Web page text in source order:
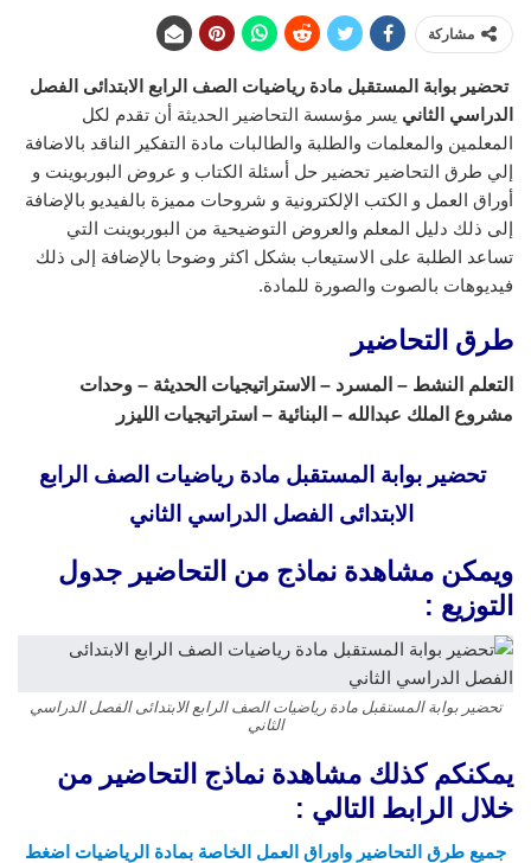
مشاركة
تحضير بوابة المستقبل مادة رياضيات الصف الرابع الابتدائى الفصل
الدراسي الثاني يسر مؤسسة التحاضير الحديثة أن تقدم لكل
المعلمين والمعلمات والطلبة والطالبات مادة التفكير الناقد بالاضافة
إلي طرق التحاضير تحضير حل أسئلة الكتاب و عروض البوربوينت و
أوراق العمل و الكتب الإلكترونية و شروحات مميزة بالفيديو بالإضافة
إلى ذلك دليل المعلم والعروض التوضيحية من البوربوينت التي
تساعد الطلبة على الاستيعاب بشكل اكثر وضوحا بالإضافة إلى ذلك
فيديوهات بالصوت والصورة للمادة.
طرق التحاضير
التعلم النشط – المسرد – الاستراتيجيات الحديثة – وحدات
مشروع الملك عبدالله – البنائية – استراتيجيات الليزر
تحضير بوابة المستقبل مادة رياضيات الصف الرابع
الابتدائى الفصل الدراسي الثاني
ويمكن مشاهدة نماذج من التحاضير جدول
التوزيع :
تحضير بوابة المستقبل مادة رياضيات الصف الرابع الابتدائى الفصل الدراسي
الثاني
يمكنكم كذلك مشاهدة نماذج التحاضير من
خلال الرابط التالي :
جميع طرق التحاضير واوراق العمل الخاصة بمادة الرياضيات اضغط